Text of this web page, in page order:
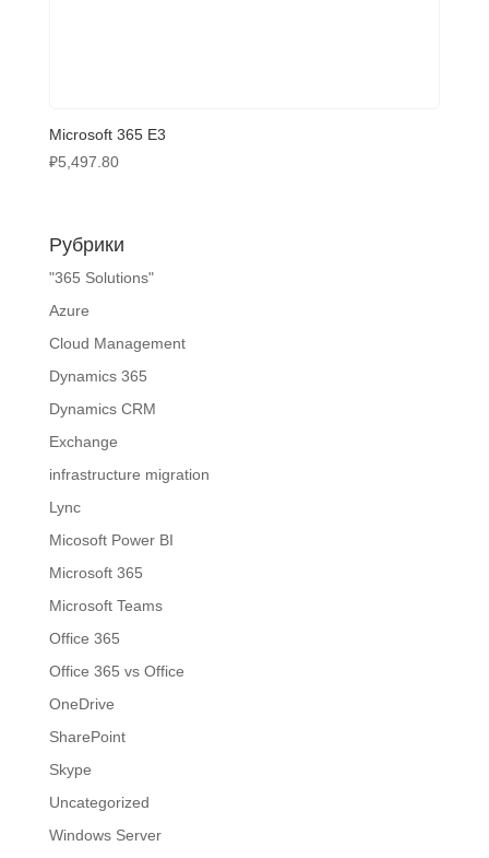
Microsoft 365 E3
₽5,497.80
Рубрики
"365 Solutions"
Azure
Cloud Management
Dynamics 365
Dynamics CRM
Exchange
infrastructure migration
Lync
Micosoft Power BI
Microsoft 365
Microsoft Teams
Office 365
Office 365 vs Office
OneDrive
SharePoint
Skype
Uncategorized
Windows Server